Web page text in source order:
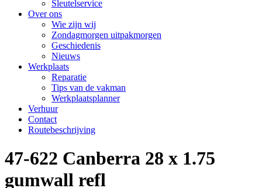
Sleutelservice
Over ons
Wie zijn wij
Zondagmorgen uitpakmorgen
Geschiedenis
Nieuws
Werkplaats
Reparatie
Tips van de vakman
Werkplaatsplanner
Verhuur
Contact
Routebeschrijving
47-622 Canberra 28 x 1.75
gumwall refl